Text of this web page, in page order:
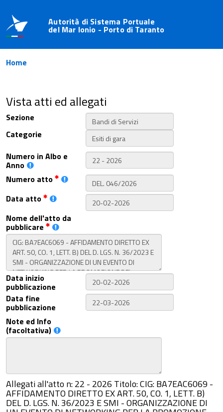
Autorità di Sistema Portuale
del Mar Ionio - Porto di Taranto
Home
Vista atti ed allegati
Sezione
Categorie
Numero in Albo e
Anno
Numero atto
Data atto
Nome dell'atto da
pubblicare
Data inizio
pubblicazione
Data fine
pubblicazione
Note ed Info
(facoltativa)
Allegati all'atto n: 22 - 2026 Titolo: CIG: BA7EAC6069 -
AFFIDAMENTO DIRETTO EX ART. 50, CO. 1, LETT. B)
DEL D. LGS. N. 36/2023 E SMI - ORGANIZZAZIONE DI